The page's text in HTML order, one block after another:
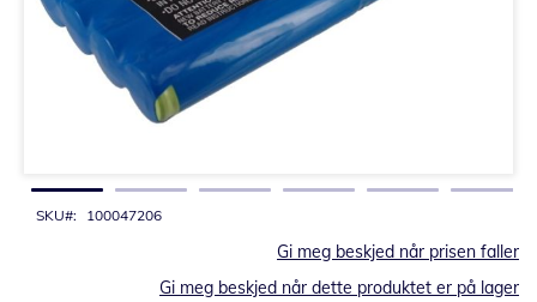
SKU 100047206
Gi meg beskjed når prisen faller
Gi meg beskjed når dette produktet er på lager
bildegalleri